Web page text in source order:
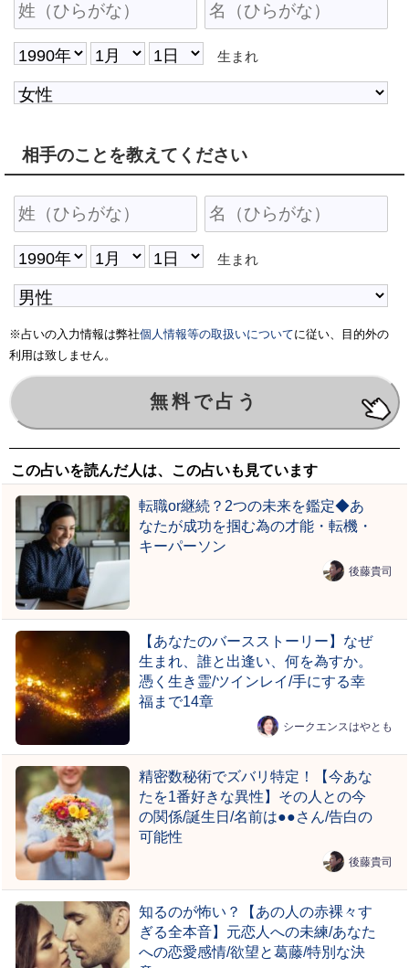
生まれ
相手のことを教えてください
生まれ
※占いの入力情報は弊社個人情報等の取扱いについてに従い、目的外の
利用は致しません。
この占いを読んだ人は、この占いも見ています
転職or継続？2つの未来を鑑定◆あ
なたが成功を掴む為の才能・転機・
キーパーソン
後藤貴司
【あなたのバースストーリー】なぜ
生まれ、誰と出逢い、何を為すか。
憑く生き霊/ツインレイ/手にする幸
福まで14章
シークエンスはやとも
精密数秘術でズバリ特定！【今あな
たを1番好きな異性】その人との今
の関係/誕生日/名前は●●さん/告白の
可能性
後藤貴司
知るのが怖い？【あの人の赤裸々す
ぎる全本音】元恋人への未練/あなた
への恋愛感情/欲望と葛藤/特別な決